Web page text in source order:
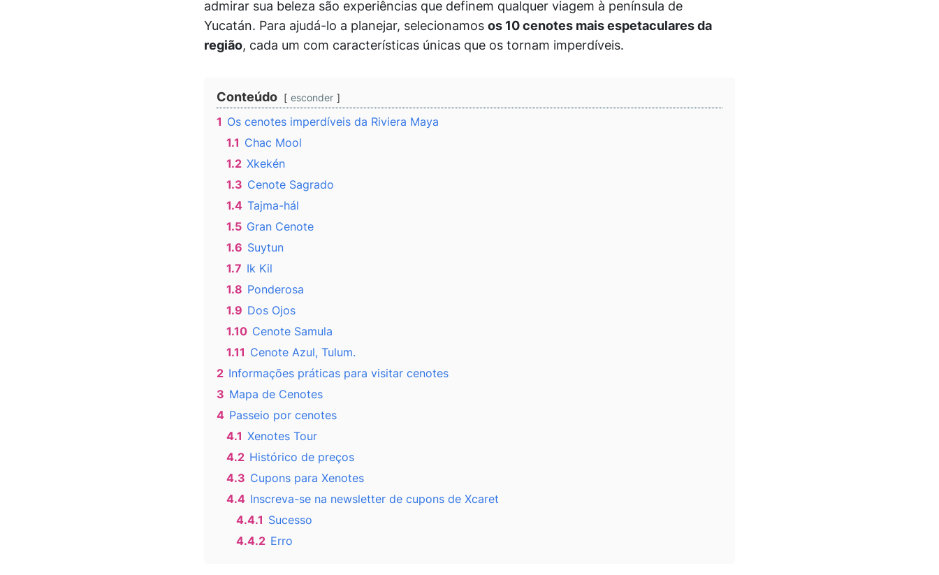
admirar sua beleza são experiências que definem qualquer viagem à península de
Yucatán. Para ajudá-lo a planejar, selecionamos os 10 cenotes mais espetaculares da
região, cada um com características únicas que os tornam imperdíveis.
Conteúdo esconder
1 Os cenotes imperdíveis da Riviera Maya
1.1 Chac Mool
1.2 Xkekén
1.3 Cenote Sagrado
1.4 Tajma-hál
1.5 Gran Cenote
1.6 Suytun
1.7 Ik Kil
1.8 Ponderosa
1.9 Dos Ojos
1.10 Cenote Samula
1.11 Cenote Azul, Tulum.
2 Informações práticas para visitar cenotes
3 Mapa de Cenotes
4 Passeio por cenotes
4.1 Xenotes Tour
4.2 Histórico de preços
4.3 Cupons para Xenotes
4.4 Inscreva-se na newsletter de cupons de Xcaret
4.4.1 Sucesso
4.4.2 Erro